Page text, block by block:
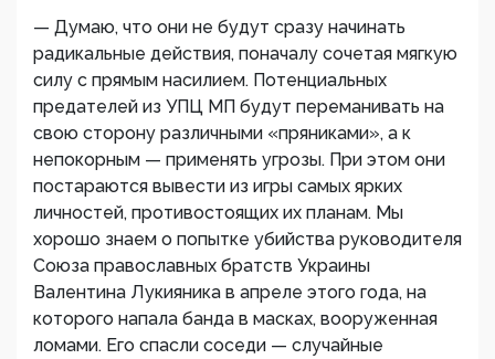
— Думаю, что они не будут сразу начинать
радикальные действия, поначалу сочетая мягкую
силу с прямым насилием. Потенциальных
предателей из УПЦ МП будут переманивать на
свою сторону различными «пряниками», а к
непокорным — применять угрозы. При этом они
постараются вывести из игры самых ярких
личностей, противостоящих их планам. Мы
хорошо знаем о попытке убийства руководителя
Союза православных братств Украины
Валентина Лукияника в апреле этого года, на
которого напала банда в масках, вооруженная
ломами. Его спасли соседи — случайные